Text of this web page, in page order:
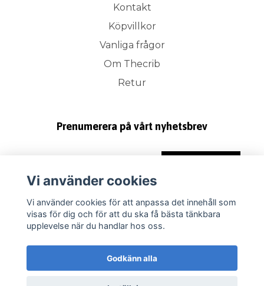
Kontakt
Köpvillkor
Vanliga frågor
Om Thecrib
Retur
Prenumerera på vårt nyhetsbrev
Vi använder cookies
Vi använder cookies för att anpassa det innehåll som
visas för dig och för att du ska få bästa tänkbara
upplevelse när du handlar hos oss.
Godkänn alla